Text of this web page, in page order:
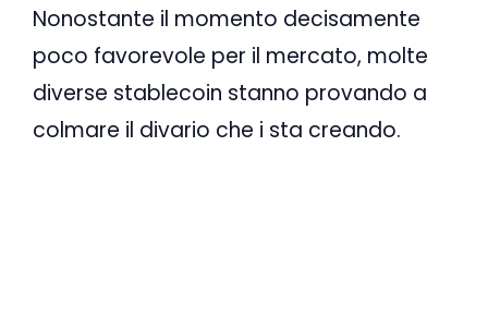
Nonostante il momento decisamente
poco favorevole per il mercato, molte
diverse stablecoin stanno provando a
colmare il divario che i sta creando.